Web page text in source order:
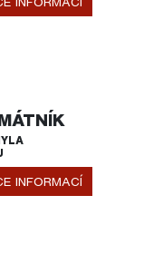
INFORMACÍ